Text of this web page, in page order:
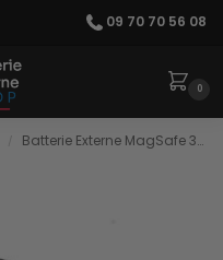
09 70 70 56 08
0
Batterie Externe MagSafe 30W